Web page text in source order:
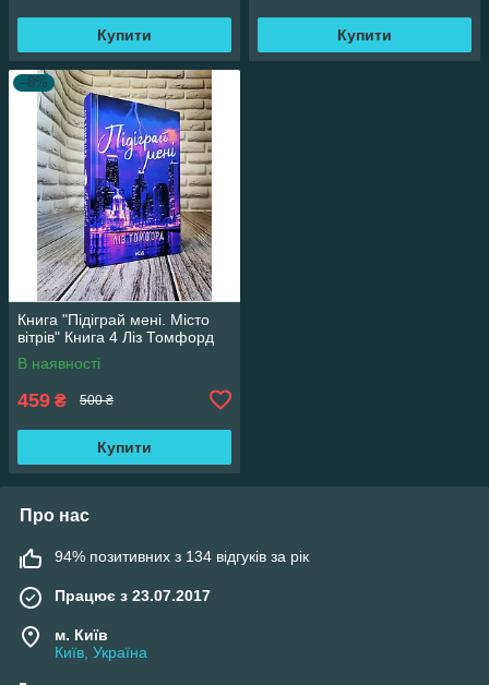
Купити Купити
–8%
Книга "Підіграй мені. Місто
вітрів" Книга 4 Ліз Томфорд
В наявності
459 ₴ 500 ₴
Купити
Про нас
94% позитивних з 134 відгуків за рік
Працює з 23.07.2017
м. Київ
Київ, Україна